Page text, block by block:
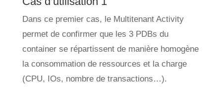
Dans ce premier cas, le Multitenant Activity
permet de confirmer que les 3 PDBs du
container se répartissent de manière homogène
la consommation de ressources et la charge
(CPU, IOs, nombre de transactions…).